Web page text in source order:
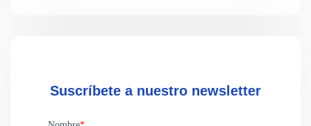
Suscríbete a nuestro newsletter